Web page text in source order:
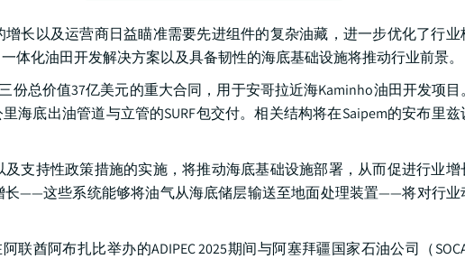
长以及运营商日益瞄准需要先进组件的复杂油藏，进一步优化了行
体化油田开发解决方案以及具备韧性的海底基础设施将推动行业前景。
份总价值37亿美元的重大合同，用于安哥拉近海Kaminho油田开发项
海底出油管道与立管的SURF包交付。相关结构将在Saipem的安布里
支持性政策措施的实施，将推动海底基础设施部署，从而促进行业
——这些系统能够将油气从海底储层输送至地面处理装置——将对行业
联酋阿布扎比举办的ADIPEC 2025期间与阿塞拜疆国家石油公司（